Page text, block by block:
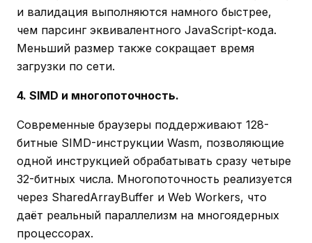
и валидация выполняются намного быстрее,
чем парсинг эквивалентного JavaScript-кода.
Меньший размер также сокращает время
загрузки по сети.
4. SIMD и многопоточность.
Современные браузеры поддерживают 128-
битные SIMD-инструкции Wasm, позволяющие
одной инструкцией обрабатывать сразу четыре
32-битных числа. Многопоточность реализуется
через SharedArrayBuffer и Web Workers, что
даёт реальный параллелизм на многоядерных
процессорах.